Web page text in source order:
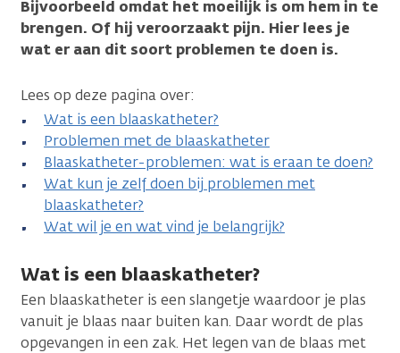
Bijvoorbeeld omdat het moeilijk is om hem in te
brengen. Of hij veroorzaakt pijn. Hier lees je
wat er aan dit soort problemen te doen is.
Lees op deze pagina over:
Wat is een blaaskatheter?
Problemen met de blaaskatheter
Blaaskatheter-problemen: wat is eraan te doen?
Wat kun je zelf doen bij problemen met
blaaskatheter?
Wat wil je en wat vind je belangrijk?
Wat is een blaaskatheter?
Een blaaskatheter is een slangetje waardoor je plas
vanuit je blaas naar buiten kan. Daar wordt de plas
opgevangen in een zak. Het legen van de blaas met